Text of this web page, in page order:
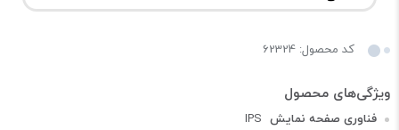
کد محصول: 62324
فناوری صفحه‌ نمایش IPS